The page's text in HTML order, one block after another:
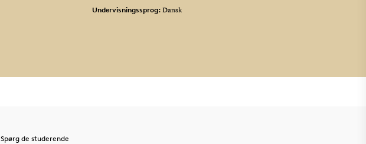
Undervisningssprog:Dansk
Spørg de studerende